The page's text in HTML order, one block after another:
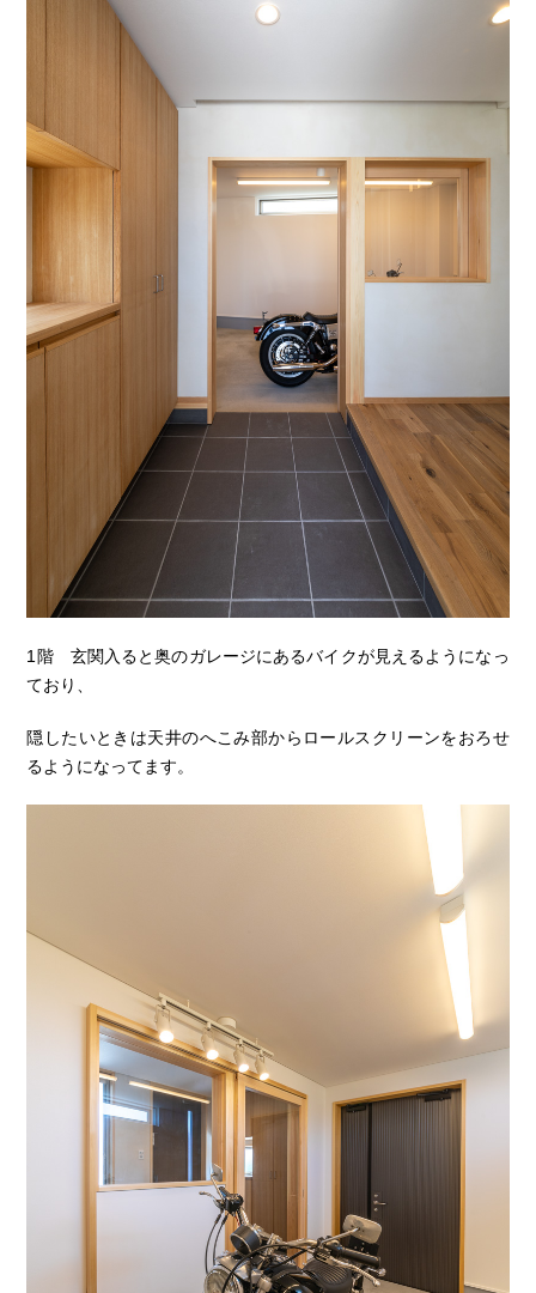
1階 玄関入ると奥のガレージにあるバイクが見えるようになっ
ており、
隠したいときは天井のへこみ部からロールスクリーンをおろせ
るようになってます。